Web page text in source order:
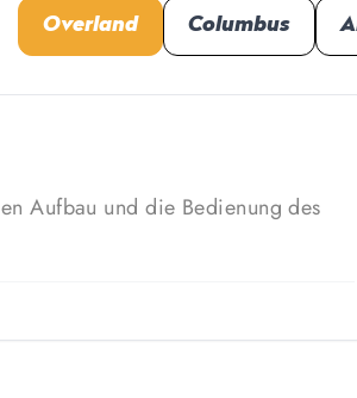
Overland Columbus
Aufbau und die Bedienung des